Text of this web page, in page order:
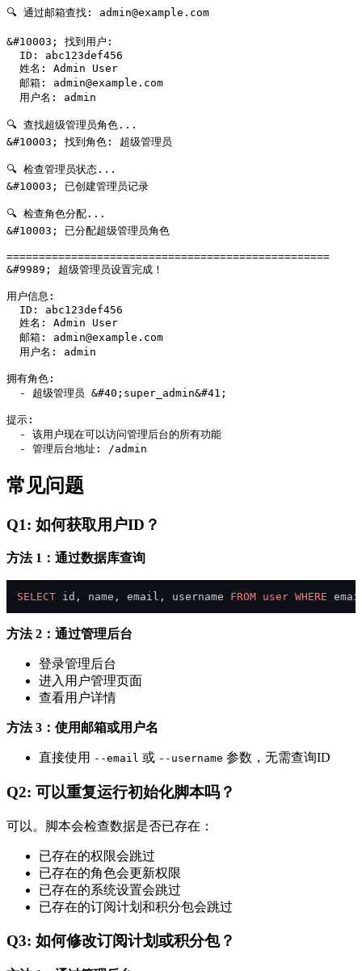
🔍 通过邮箱查找: admin@example.com
&#10003; 找到用户:
  ID: abc123def456
  姓名: Admin User
  邮箱:
admin@example.com
  用户名: admin
🔍 查找超级管理员角色...
&#10003; 找到角色: 超级管理员
🔍 检查管理员状态...
&#10003; 已创建管理员记录
🔍 检查角色分配...
&#10003; 已分配超级管理员角色
==================================================
&#9989; 超级管理员设置完成！
用户信息:
  ID: abc123def456
  姓名: Admin User
  邮箱:
admin@example.com
  用户名: admin
拥有角色:
  - 超级管理员 &#40;super_admin&#41;
提示:
  - 该用户现在可以访问管理后台的所有功能
常见问题
Q1: 如何获取用户ID？
方法 1：通过数据库查询
SELECT id, name, email, username FROM user WHERE
方法 2：通过管理后台
登录管理后台
进入用户管理页面
查看用户详情
方法 3：使用邮箱或用户名
直接使用 --email 或 --username 参数，无需查询ID
Q2: 可以重复运行初始化脚本吗？
可以。脚本会检查数据是否已存在：
已存在的权限会跳过
已存在的角色会更新权限
已存在的系统设置会跳过
已存在的订阅计划和积分包会跳过
Q3: 如何修改订阅计划或积分包？